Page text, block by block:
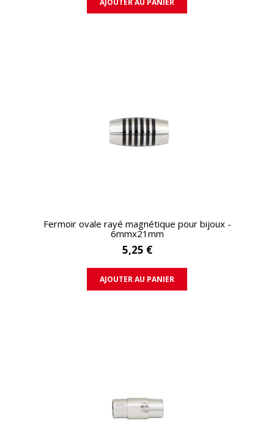
AJOUTER AU PANIER
APERÇU RAPIDE
Fermoir ovale rayé magnétique pour bijoux -
6mmx21mm
5,25 €
AJOUTER AU PANIER